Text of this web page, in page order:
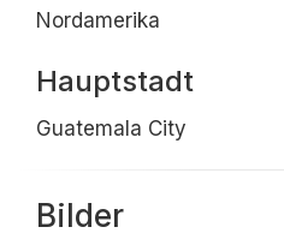
Nordamerika
Hauptstadt
Guatemala City
Bilder